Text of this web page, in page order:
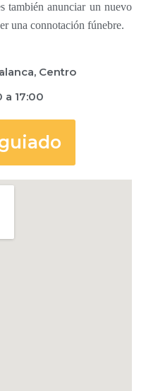
también anunciar un nuevo
una connotación fúnebre.
Centro
17:00